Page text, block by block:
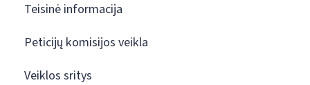
Teisinė informacija
Peticijų komisijos veikla
Veiklos sritys